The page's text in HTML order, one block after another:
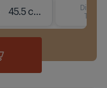
45.5 cm
Display
Type